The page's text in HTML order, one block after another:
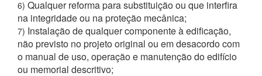
6) Qualquer reforma para substituição ou que interfira
na integridade ou na proteção mecânica;
7) Instalação de qualquer componente à edificação,
não previsto no projeto original ou em desacordo com
o manual de uso, operação e manutenção do edifício
ou memorial descritivo;